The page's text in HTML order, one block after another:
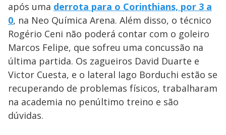
após uma derrota para o Corinthians, por 3 a
0, na Neo Química Arena. Além disso, o técnico
Rogério Ceni não poderá contar com o goleiro
Marcos Felipe, que sofreu uma concussão na
última partida. Os zagueiros David Duarte e
Victor Cuesta, e o lateral Iago Borduchi estão se
recuperando de problemas físicos, trabalharam
na academia no penúltimo treino e são
dúvidas.